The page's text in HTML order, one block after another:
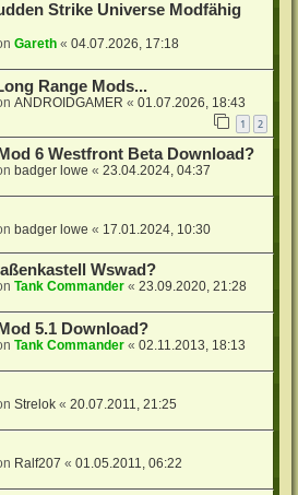
Strike Universe Modfähig
Gareth «04.07.2026, 17:18
Range Mods...
ANDROIDGAMER «01.07.2026, 18:43
1 2
6 Westfront Beta Download?
badger lowe «23.04.2024, 04:37
badger lowe « 17.01.2024, 10:30
Wswad?
Tank Commander «23.09.2020, 21:28
5.1 Download?
Tank Commander «02.11.2013, 18:13
Strelok «20.07.2011, 21:25
Ralf207 «01.05.2011, 06:22